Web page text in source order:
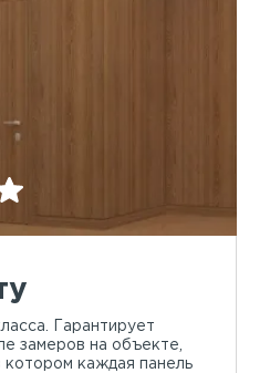
Гарантирует
замеров на объекте,
каждая панель